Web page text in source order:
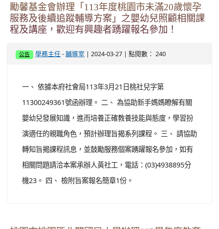
勵馨基金會辦理「113年度桃園市未滿20歲懷孕
服務及後續追蹤輔導方案」之嬰幼兒照顧相關課
程及講座，歡迎有興趣者踴躍報名參加！
公告 學務主任 -輔導室 | 2024-03-27 | 點閱數： 240
一、 依據本府社會局113年3月21日桃社兒字第
11300249361號函辦理。 二、 為協助新手媽媽瞭解有關
嬰幼兒發展知識，進而培養正確教養技能與態度，學習扮
演適任的親職角色，預計辦理旨揭系列課程。 三、 請協助
轉知旨揭課程訊息，並鼓勵服務個案踴躍報名參加，如有
相關問題請洽本案承辦人黃社工，電話：(03)4938895分
機23。 四、 檢附旨案報名簡章1份。